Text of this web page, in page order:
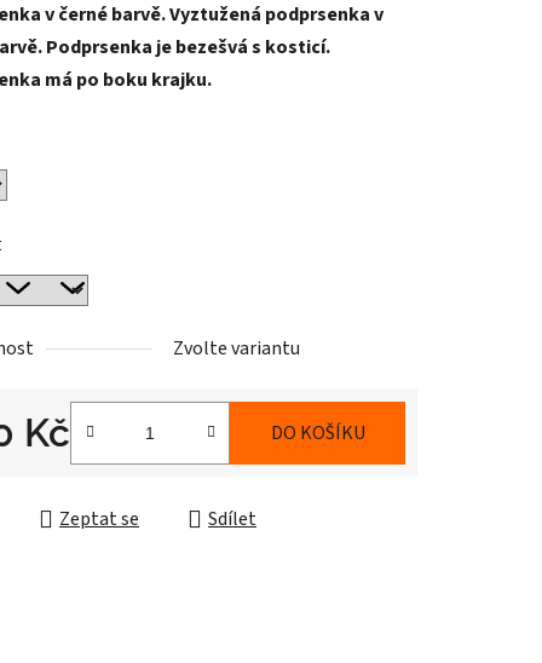
v černé barvě. Vyztužená podprsenka v
Podprsenka je bezešvá s kosticí.
má po boku krajku.
Zvolte variantu
Kč DO KOŠÍKU
Zeptat se Sdílet